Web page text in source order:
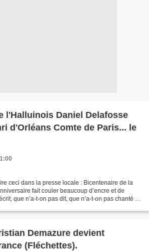
l'Halluinois Daniel Delafosse
d'Orléans Comte de Paris... le
ceci dans la presse locale : Bicentenaire de la
fait couler beaucoup d’encre et de
que n’a-t-on pas dit, que n’a-t-on pas chanté et
Demazure devient
(Fléchettes).